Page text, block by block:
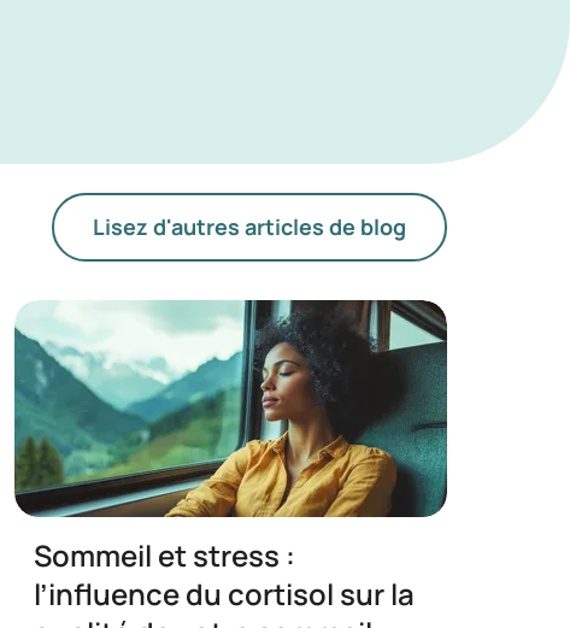
Lisez d'autres articles de blog
Sommeil et stress :
l’influence du cortisol sur la